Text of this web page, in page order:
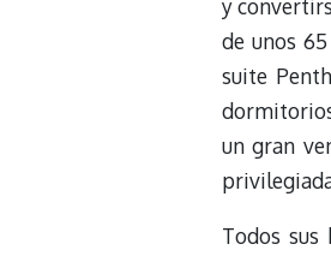
y
de unos
suite
un gran
Todos sus